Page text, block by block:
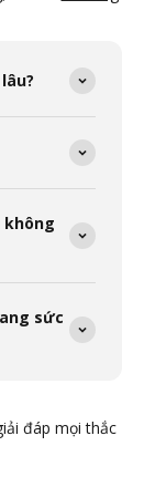
không
sức
đáp mọi thắc